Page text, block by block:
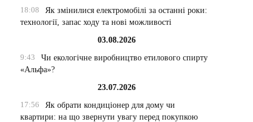
18:08
Як змінилися електромобілі за останні роки:
технології, запас ходу та нові можливості
03.08.2026
9:43
Чи екологічне виробництво етилового спирту
«Альфа»?
23.07.2026
17:56
Як обрати кондиціонер для дому чи
квартири: на що звернути увагу перед покупкою